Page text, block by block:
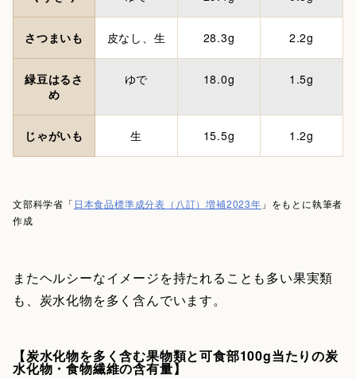
さつまいも 皮なし、生 28.3g 2.2g
緑豆はるさ
め
ゆで 18.0g 1.5g
じゃがいも 生 15.5g 1.2g
文部科学省「 日本食品標準成分表（八訂）増補2023年 」をもとに執筆者
作成
またヘルシーなイメージを持たれることも多い果実類
も、炭水化物を多く含んでいます。
【炭水化物を多く含む果物類と可食部100g当たりの炭
水化物・食物繊維の含有量】